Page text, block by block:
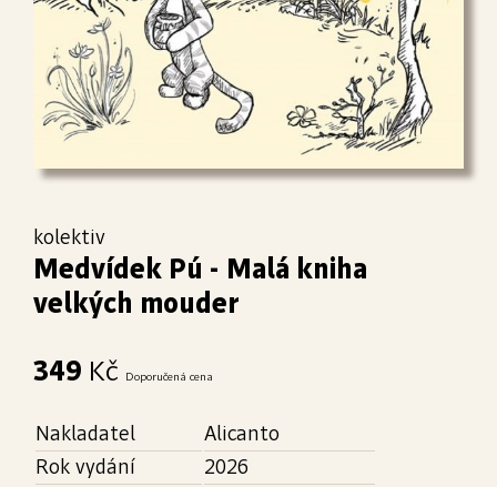
kolektiv
Medvídek Pú - Malá kniha
velkých mouder
349 Kč Doporučená cena
Nakladatel
Alicanto
Rok vydání
2026